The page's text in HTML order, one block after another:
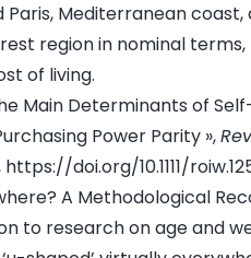
Mediterranean coast,
region in nominal
of living.
Main Determinants of
Power Parity »,
https://doi.org/10.1111/
A Methodological
to research on age and